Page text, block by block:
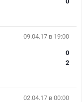
09.04.17 в 19:00
0
2
02.04.17 в 00:00